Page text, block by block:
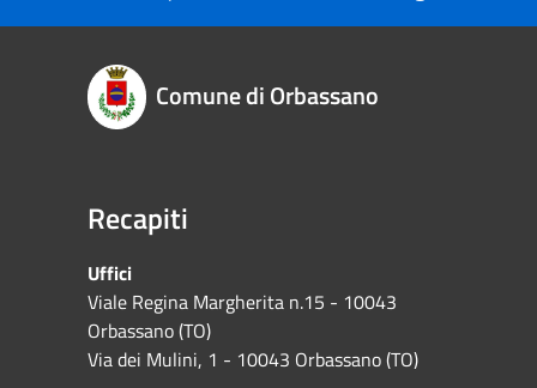
Comune di Orbassano
Recapiti
Uffici
Viale Regina Margherita n.15 - 10043
Orbassano (TO)
Via dei Mulini, 1 - 10043 Orbassano (TO)